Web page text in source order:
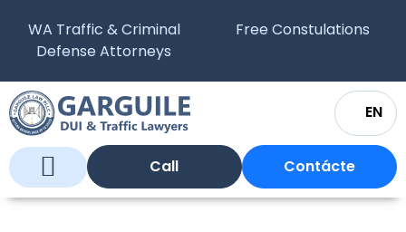
WA Traffic & Criminal
Defense Attorneys
Free Constulations
EN
Call Contácte